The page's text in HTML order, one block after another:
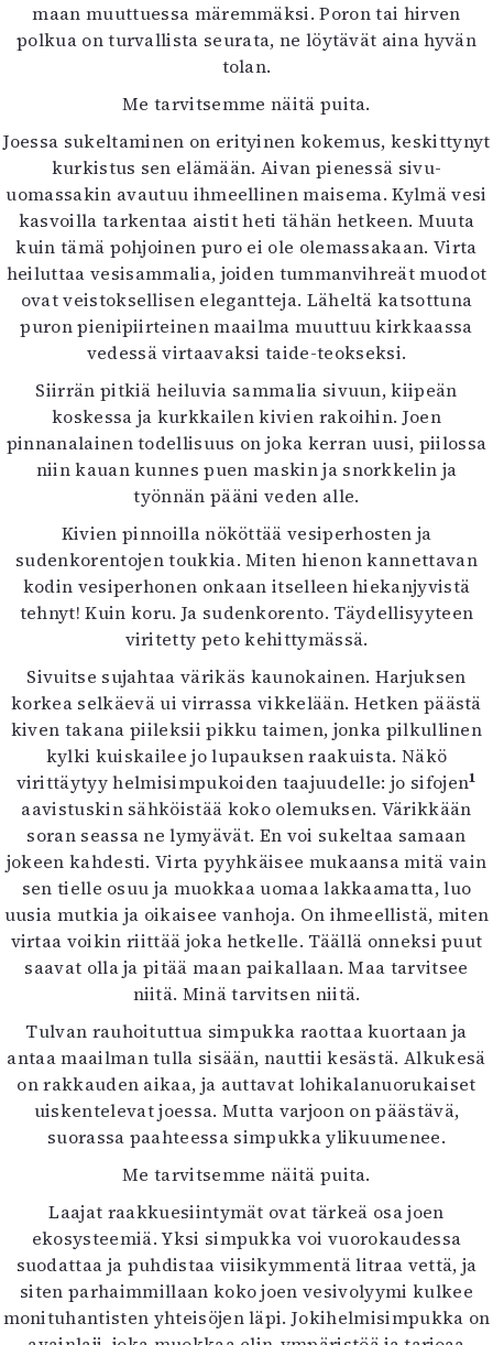
maan muuttuessa märemmäksi. Poron tai hirven
polkua on turvallista seurata, ne löytävät aina hyvän
tolan.
Me tarvitsemme näitä puita.
Joessa sukeltaminen on erityinen kokemus, keskittynyt
kurkistus sen elämään. Aivan pienessä sivu-
uomassakin avautuu ihmeellinen maisema. Kylmä vesi
kasvoilla tarkentaa aistit heti tähän hetkeen. Muuta
kuin tämä pohjoinen puro ei ole olemassakaan. Virta
heiluttaa vesisammalia, joiden tummanvihreät muodot
ovat veistoksellisen elegantteja. Läheltä katsottuna
puron pienipiirteinen maailma muuttuu kirkkaassa
vedessä virtaavaksi taide-teokseksi.
Siirrän pitkiä heiluvia sammalia sivuun, kiipeän
koskessa ja kurkkailen kivien rakoihin. Joen
pinnanalainen todellisuus on joka kerran uusi, piilossa
niin kauan kunnes puen maskin ja snorkkelin ja
työnnän pääni veden alle.
Kivien pinnoilla nököttää vesiperhosten ja
sudenkorentojen toukkia. Miten hienon kannettavan
kodin vesiperhonen onkaan itselleen hiekanjyvistä
tehnyt! Kuin koru. Ja sudenkorento. Täydellisyyteen
viritetty peto kehittymässä.
Sivuitse sujahtaa värikäs kaunokainen. Harjuksen
korkea selkäevä ui virrassa vikkelään. Hetken päästä
kiven takana piileksii pikku taimen, jonka pilkullinen
kylki kuiskailee jo lupauksen raakuista. Näkö
virittäytyy helmisimpukoiden taajuudelle: jo sifojen1
aavistuskin sähköistää koko olemuksen. Värikkään
soran seassa ne lymyävät. En voi sukeltaa samaan
jokeen kahdesti. Virta pyyhkäisee mukaansa mitä vain
sen tielle osuu ja muokkaa uomaa lakkaamatta, luo
uusia mutkia ja oikaisee vanhoja. On ihmeellistä, miten
virtaa voikin riittää joka hetkelle. Täällä onneksi puut
saavat olla ja pitää maan paikallaan. Maa tarvitsee
niitä. Minä tarvitsen niitä.
Tulvan rauhoituttua simpukka raottaa kuortaan ja
antaa maailman tulla sisään, nauttii kesästä. Alkukesä
on rakkauden aikaa, ja auttavat lohikalanuorukaiset
uiskentelevat joessa. Mutta varjoon on päästävä,
suorassa paahteessa simpukka ylikuumenee.
Me tarvitsemme näitä puita.
Laajat raakkuesiintymät ovat tärkeä osa joen
ekosysteemiä. Yksi simpukka voi vuorokaudessa
suodattaa ja puhdistaa viisikymmentä litraa vettä, ja
siten parhaimmillaan koko joen vesivolyymi kulkee
monituhantisten yhteisöjen läpi. Jokihelmisimpukka on